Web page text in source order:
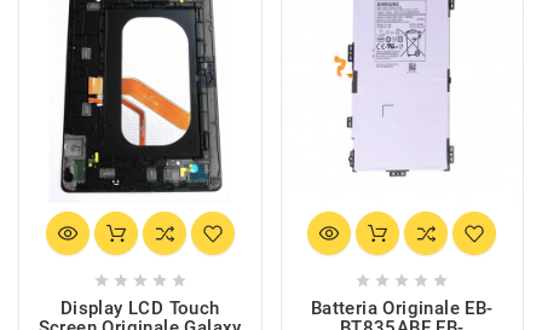
    
Display LCD Touch
    
Batteria Originale EB-